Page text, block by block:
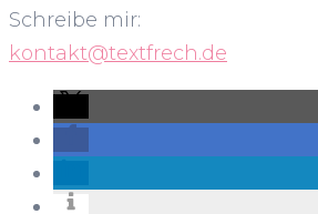
Schreibe mir:
kontakt@textfrech.de